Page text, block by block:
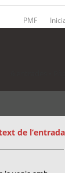
PMF
de l’entrada